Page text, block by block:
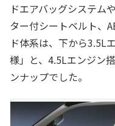
ドエアバッグシステム
ター付シートベルト、
ド体系は、下から3.5L
様」と、4.5Lエンジン
ンナップでした。